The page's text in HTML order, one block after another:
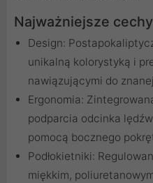
Najważniejsze cechy
Design:
unikalną kolorystyką i
nawiązującymi do
Ergonomia:
podparcia odcinka
pomocą bocznego
Podłokietniki:
miękkim,